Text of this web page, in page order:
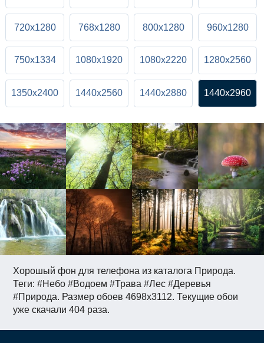
Хорошый фон для телефона из каталога Природа.
Теги: #Небо #Водоем #Трава #Лес #Деревья
#Природа. Размер обоев 4698x3112. Текущие обои
уже скачали 404 раза.
720x1280 768x1280 800x1280 960x1280
750x1334 1080x1920 1080x2220 1280x2560
1350x2400 1440x2560 1440x2880 1440x2960